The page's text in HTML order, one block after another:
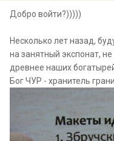
Добро войти?)))))
Несколько лет назад,
на занятный экспонат,
древнее наших
Бог ЧУР - хранитель